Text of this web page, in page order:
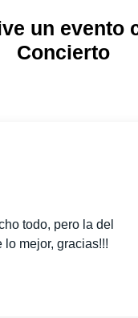
un evento
Concierto
todo, pero la del
lo mejor, gracias!!!